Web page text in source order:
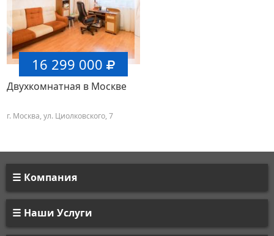
16 299 000
Двухкомнатная в Москве
г. Москва, ул. Циолковского, 7
Компания
Наши Услуги